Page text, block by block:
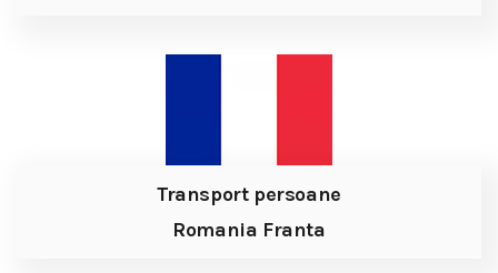
Transport persoane
Romania Franta